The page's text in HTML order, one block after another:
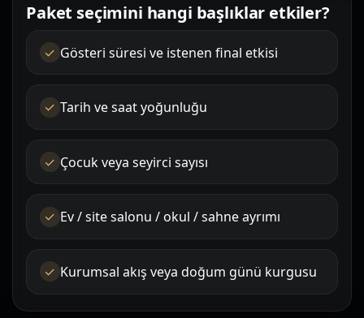
Paket seçimini hangi başlıklar etkiler?
Gösteri süresi ve istenen final etkisi
Tarih ve saat yoğunluğu
Çocuk veya seyirci sayısı
Ev / site salonu / okul / sahne ayrımı
Kurumsal akış veya doğum günü kurgusu